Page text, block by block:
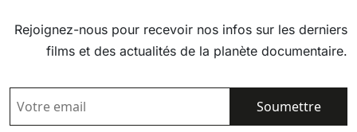
Rejoignez-nous pour recevoir nos infos sur les derniers
films et des actualités de la planète documentaire.
EMAIL